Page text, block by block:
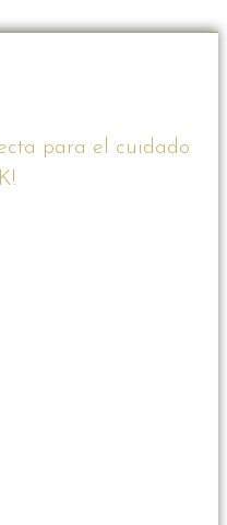
para el cuidado